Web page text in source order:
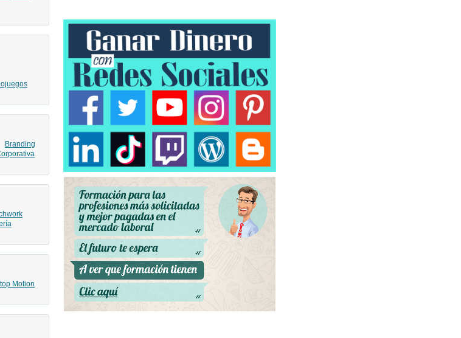
Branding
Motion